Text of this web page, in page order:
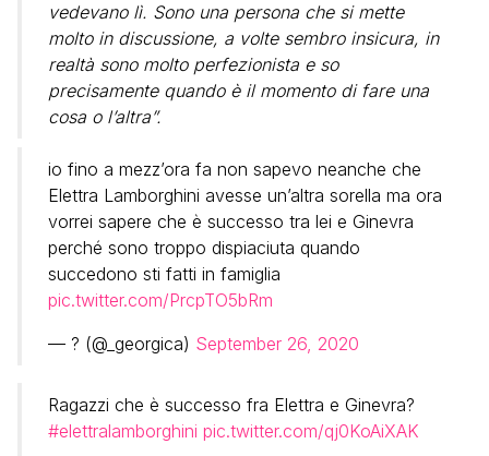
vedevano lì. Sono una persona che si mette
molto in discussione, a volte sembro insicura, in
realtà sono molto perfezionista e so
precisamente quando è il momento di fare una
cosa o l’altra”.
io fino a mezz’ora fa non sapevo neanche che
Elettra Lamborghini avesse un’altra sorella ma ora
vorrei sapere che è successo tra lei e Ginevra
perché sono troppo dispiaciuta quando
succedono sti fatti in famiglia
pic.twitter.com/PrcpTO5bRm
— ? (@_georgica) September 26, 2020
Ragazzi che è successo fra Elettra e Ginevra?
#elettralamborghini pic.twitter.com/qj0KoAiXAK